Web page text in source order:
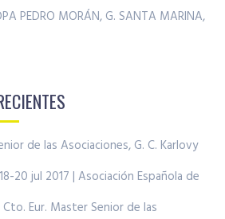
PEDRO MORÁN, G. SANTA MARINA,
de las Asociaciones, G. C. Karlovy
20 jul 2017 | Asociación Española de
Cto. Eur. Master Senior de las